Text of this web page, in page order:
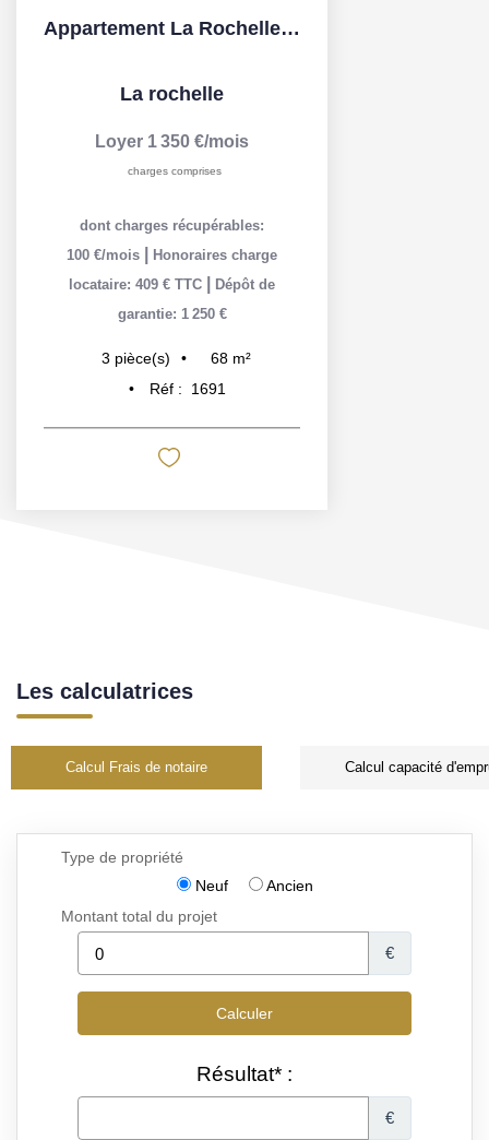
Appartement La Rochelle 3 pièce(s) 68.10 m2
La rochelle
Loyer 1 350 €/mois
charges comprises
dont charges récupérables:
100 €/mois
Honoraires charge
locataire: 409 € TTC
Dépôt de
garantie: 1 250 €
3 pièce(s) 68 m²
Réf :
1691
Les calculatrices
Calcul Frais de notaire Calcul capacité